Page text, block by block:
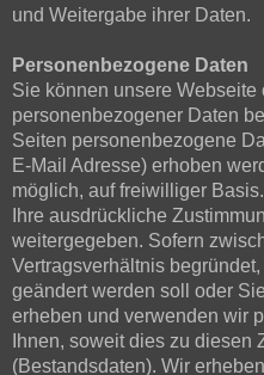
und Weitergabe ihrer Daten.
Personenbezogene Daten
Sie können unsere Webseite
personenbezogener Daten
Seiten personenbezogene
E-Mail Adresse) erhoben
möglich, auf freiwilliger
Ihre ausdrückliche
weitergegeben. Sofern
Vertragsverhältnis
geändert werden soll oder
erheben und verwenden wir
Ihnen, soweit dies zu diesen
(Bestandsdaten). Wir